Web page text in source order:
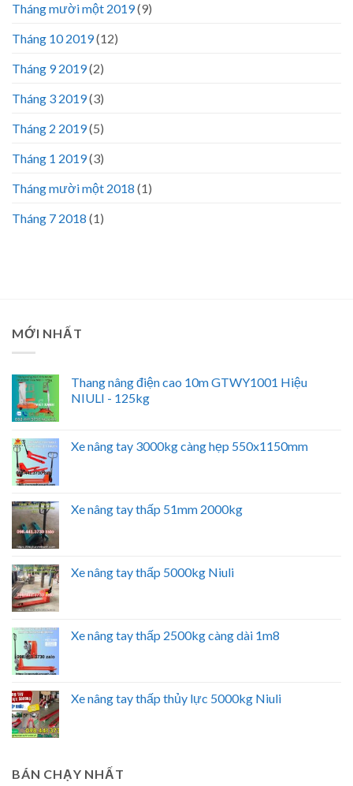
Tháng mười một 2019(9)
Tháng 10 2019(12)
Tháng 9 2019(2)
Tháng 3 2019(3)
Tháng 2 2019(5)
Tháng 1 2019(3)
Tháng mười một 2018 (1)
Tháng 7 2018 (1)
MỚI NHẤT
Thang nâng điện cao 10m GTWY1001 Hiệu
NIULI - 125kg
Xe nâng tay 3000kg càng hẹp 550x1150mm
Xe nâng tay thấp 51mm 2000kg
Xe nâng tay thấp 5000kg Niuli
Xe nâng tay thấp 2500kg càng dài 1m8
Xe nâng tay thấp thủy lực 5000kg Niuli
BÁN CHẠY NHẤT